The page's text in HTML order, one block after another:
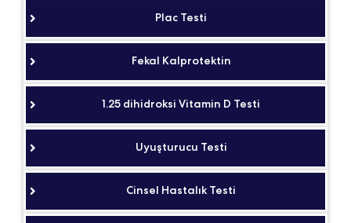
Plac Testi
Fekal Kalprotektin
1.25 dihidroksi Vitamin D Testi
Uyuşturucu Testi
Cinsel Hastalık Testi